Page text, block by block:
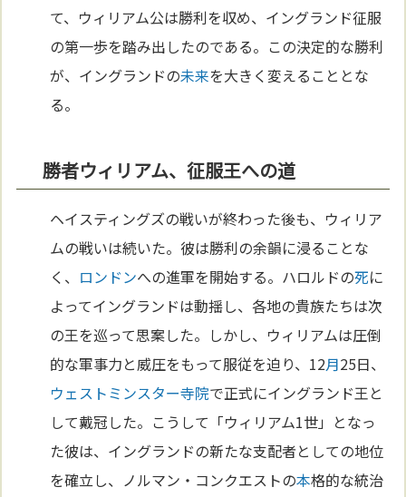
て、ウィリアム公は勝利を収め、イングランド征服
の第一歩を踏み出したのである。この決定的な勝利
が、イングランドの未来を大きく変えることとな
る。
勝者ウィリアム、征服王への道
ヘイスティングズの戦いが終わった後も、ウィリア
ムの戦いは続いた。彼は勝利の余韻に浸ることな
く、 ロンドンへの進軍を開始する。ハロルドの死に
よってイングランドは動揺し、各地の貴族たちは次
の王を巡って思案した。しかし、ウィリアムは圧倒
的な軍事力と威圧をもって服従を迫り、12月25日、
ウェストミンスター寺院で正式にイングランド王と
して戴冠した。こうして「ウィリアム1世」となっ
た彼は、イングランドの新たな支配者としての地位
を確立し、ノルマン・コンクエストの本格的な統治